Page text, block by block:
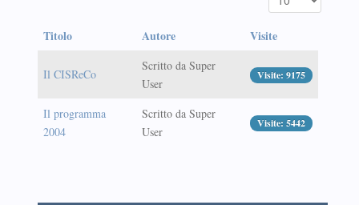
Titolo Autore Visite
Il CISReCo
Scritto da Super
User
Visite: 9175
Il programma
2004
Scritto da Super
User
Visite: 5442